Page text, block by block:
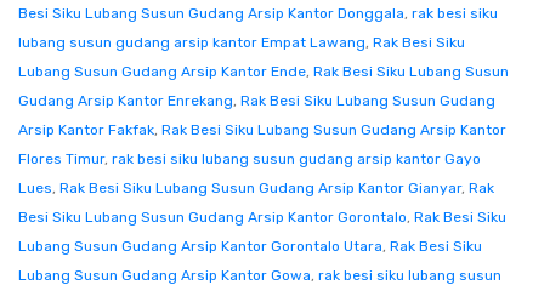
Besi Siku Lubang Susun Gudang Arsip Kantor Donggala, rak besi siku
lubang susun gudang arsip kantor Empat Lawang, Rak Besi Siku
Lubang Susun Gudang Arsip Kantor Ende, Rak Besi Siku Lubang Susun
Gudang Arsip Kantor Enrekang, Rak Besi Siku Lubang Susun Gudang
Arsip Kantor Fakfak, Rak Besi Siku Lubang Susun Gudang Arsip Kantor
Flores Timur, rak besi siku lubang susun gudang arsip kantor Gayo
Lues, Rak Besi Siku Lubang Susun Gudang Arsip Kantor Gianyar, Rak
Besi Siku Lubang Susun Gudang Arsip Kantor Gorontalo, Rak Besi Siku
Lubang Susun Gudang Arsip Kantor Gorontalo Utara, Rak Besi Siku
Lubang Susun Gudang Arsip Kantor Gowa, rak besi siku lubang susun